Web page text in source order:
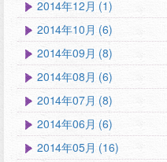
2014年12月 (1)
2014年10月 (6)
2014年09月 (8)
2014年08月 (6)
2014年07月 (8)
2014年06月 (6)
2014年05月 (16)